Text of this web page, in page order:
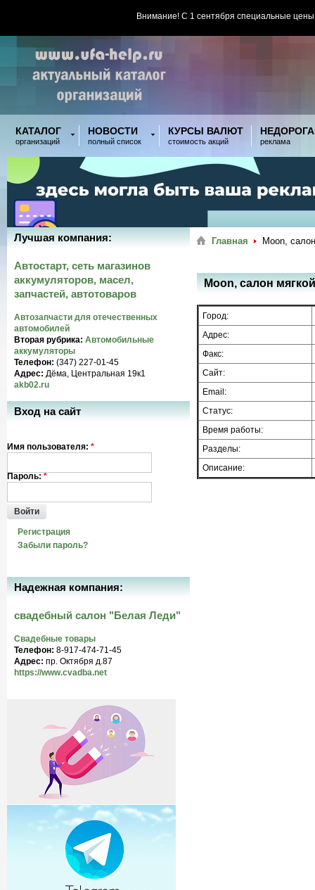
Внимание! С 1 сентября специальные
КАТАЛОГ
организаций
НОВОСТИ
полный список
КУРСЫ ВАЛЮТ
стоимость акций реклама
Главная Moon,
Moon, салон
Город:
Адрес:
Факс:
Сайт:
Email:
Статус:
Время работы:
Разделы:
Описание:
Лучшая компания:
Автостарт, сеть магазинов
аккумуляторов, масел,
запчастей, автотоваров
Автозапчасти для отечественных
автомобилей
Вторая рубрика: Автомобильные
аккумуляторы
Телефон: (347) 227-01-45
Адрес: Дёма, Центральная 19к1
akb02.ru
Вход на сайт
Имя пользователя: *
Пароль: *
Войти
Регистрация
Забыли пароль?
Надежная компания:
свадебный салон "Белая Леди"
Свадебные товары
Телефон: 8-917-474-71-45
Адрес: пр. Октября д.87
https://www.cvadba.net